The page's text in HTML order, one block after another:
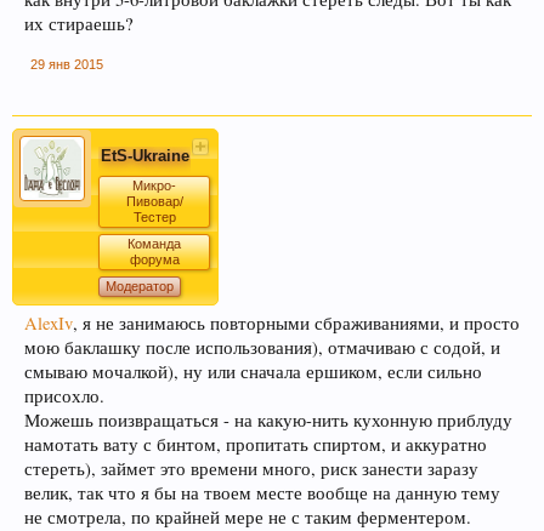
Уважаемый пользователь Гость, просьба быть
"флэйм, флуд, оффтопик") не соответствующие по
смыслу той теме в которой были написаны - будут
удалены без предупреждения (даже если несут в себе
ценную информацию, но при этом написаны "не там где
стоило"). Форум растет - содержать его "в чистоте"
становиться сложнее, просим не усложнять труд
модератора. Если Вы в растерянности по поводу поиска
нужной темы – этот момент можно уточнить в чате
Надеемся на понимание, с ув, администрация форума.
УБЕДИТЕЛЬНАЯ ПРОСЬБА!!! Покинуть личные
переписки, которые не актуальные для вас и не
имеют информационной ценности! СПАСИБО
их стираешь?
29 янв 2015
EtS-Ukraine
Микро-
Пивовар/
Тестер
Команда
форума
Модератор
AlexIv, я не занимаюсь повторными сбраживаниями, и просто
мою баклашку после использования), отмачиваю с содой, и
смываю мочалкой), ну или сначала ершиком, если сильно
присохло.
Можешь поизвращаться - на какую-нить кухонную приблуду
намотать вату с бинтом, пропитать спиртом, и аккуратно
стереть), займет это времени много, риск занести заразу
велик, так что я бы на твоем месте вообще на данную тему
не смотрела, по крайней мере не с таким ферментером.